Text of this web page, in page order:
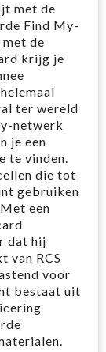
met de
Find My-
de
krijg je
ter wereld
netwerk
je een
te vinden.
die tot
gebruiken
een
dat hij
van RCS
voor
bestaat uit